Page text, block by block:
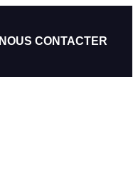
NOUS CONTACTER